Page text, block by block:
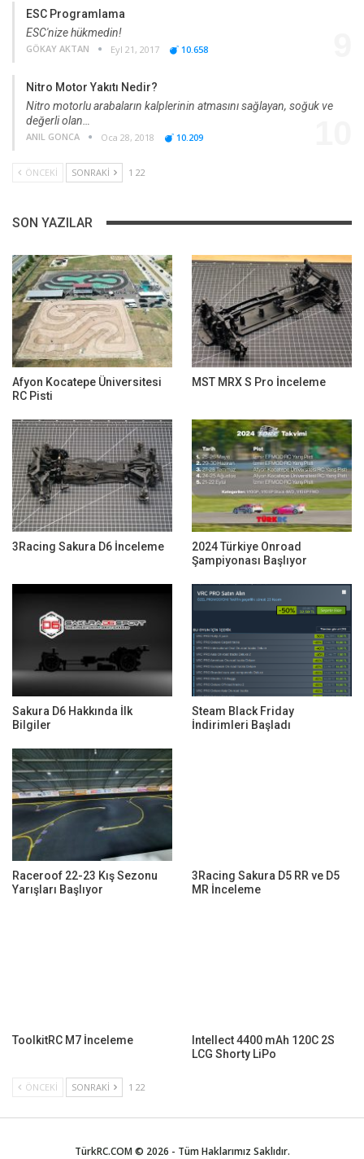
ESC Programlama
ESC'nize hükmedin!
GÖKAY AKTAN Eyl 21, 2017 10.658
Nitro Motor Yakıtı Nedir?
Nitro motorlu arabaların kalplerinin atmasını sağlayan, soğuk ve
değerli olan…
ANIL GONCA Oca 28, 2018 10.209
ÖNCEKI SONRAKI 1 22
SON YAZILAR
Afyon Kocatepe Üniversitesi
RC Pisti
MST MRX S Pro İnceleme
3Racing Sakura D6 İnceleme
2024 Türkiye Onroad
Şampiyonası Başlıyor
Sakura D6 Hakkında İlk
Bilgiler
Steam Black Friday
İndirimleri Başladı
Raceroof 22-23 Kış Sezonu
Yarışları Başlıyor
3Racing Sakura D5 RR ve D5
MR İnceleme
ToolkitRC M7 İnceleme
Intellect 4400 mAh 120C 2S
LCG Shorty LiPo
ÖNCEKI SONRAKI 1 22
TürkRC.COM © 2026 - Tüm Haklarımız Saklıdır.